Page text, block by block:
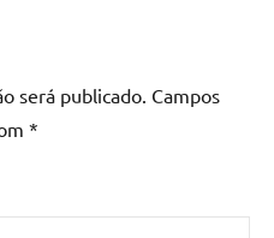
será publicado. Campos
*